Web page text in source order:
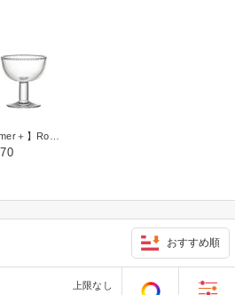
おすすめ順
上限なし